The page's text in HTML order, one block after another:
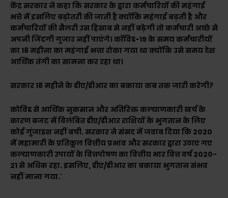
केंद्र सरकार ने कहा कि सरकार के द्वारा कर्मचारियों की महंगाई
भत्ते में इसलिए बढ़ोतरी की जाती है क्योंकि महंगाई बढ़ती है और
कर्मचारियों की सैलरी उस हिसाब से नहीं बढ़ेगी तो कर्मचारी अच्छे से
अपनी जिंदगी गुजार नहीं पाएंगे। कॉविड-19 के समय कर्मचारीयों
का 18 महीना का महंगाई भत्ता रोका गया था क्योंकि उसे समय देश
आर्थिक तंगी का सामना कर रहा था।
सरकार 18 महीने के डीए/डीआर का बकाया कब तक जारी करेगी?
कोविड से आर्थिक नुकसान और अतिरिक्त कल्याणकारी खर्च के
कारण बजट में विलंबित डीए/डीआर राशियों के भुगतान के लिए
कोई गुंजाइश नहीं बची. सरकार ने संसद में जवाब दिया कि 2020
में महामारी के प्रतिकूल वित्तीय प्रभाव और सरकार द्वारा उठाए गए
कल्याणकारी उपायों के वित्तपोषण का वित्तीय भार वित्त वर्ष 2020-
21 से अधिक रहा. इसलिए, डीए/डीआर का बकाया भुगतान संभव
नहीं माना गया.'